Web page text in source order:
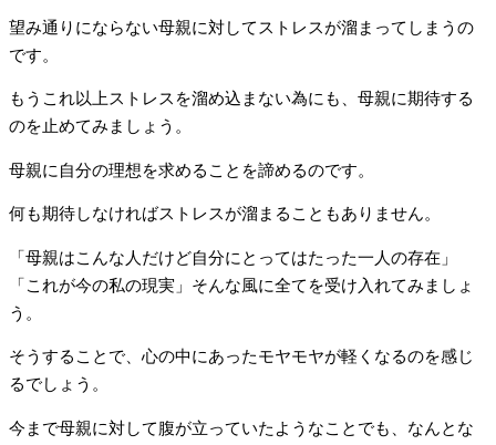
望み通りにならない母親に対してストレスが溜まってしまうの
です。
もうこれ以上ストレスを溜め込まない為にも、母親に期待する
のを止めてみましょう。
母親に自分の理想を求めることを諦めるのです。
何も期待しなければストレスが溜まることもありません。
「母親はこんな人だけど自分にとってはたった一人の存在」
「これが今の私の現実」そんな風に全てを受け入れてみましょ
う。
そうすることで、心の中にあったモヤモヤが軽くなるのを感じ
るでしょう。
今まで母親に対して腹が立っていたようなことでも、なんとな